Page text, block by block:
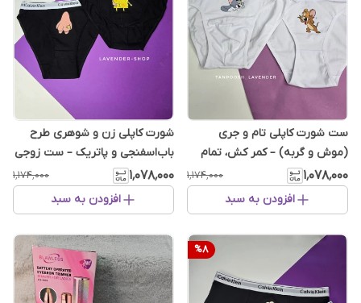
ست شورت کاپلی تام و جری
(موش و گربه) – کمر کش، تمام
نخ پنبه، فانتزی و راحت - ست فان
۱٬۰۷۸٬۰۰۰ ۱٬۱۷۴٬۰۰۰
افزودن به سبد
شورت کاپلی زن و شوهری طرح
باب‌اسفنجی و پاتریک – ست زوجی
فانتزی
۱٬۰۷۸٬۰۰۰ ۱٬۱۷۴٬۰۰۰
افزودن به سبد
%8